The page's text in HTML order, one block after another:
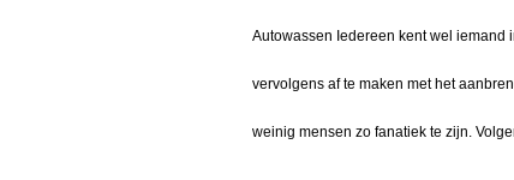
Autowassen Iedereen kent wel iemand
vervolgens af te maken met het
weinig mensen zo fanatiek te zijn.